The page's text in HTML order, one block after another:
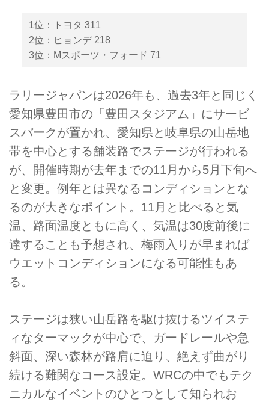
1位：トヨタ 311
2位：ヒョンデ 218
3位：Mスポーツ・フォード 71
ラリージャパンは2026年も、過去3年と同じく
愛知県豊田市の「豊田スタジアム」にサービ
スパークが置かれ、愛知県と岐阜県の山岳地
帯を中心とする舗装路でステージが行われる
が、開催時期が去年までの11月から5月下旬へ
と変更。例年とは異なるコンディションとな
るのが大きなポイント。11月と比べると気
温、路面温度ともに高く、気温は30度前後に
達することも予想され、梅雨入りが早まれば
ウエットコンディションになる可能性もあ
る。
ステージは狭い山岳路を駆け抜けるツイステ
ィなターマックが中心で、ガードレールや急
斜面、深い森林が路肩に迫り、絶えず曲がり
続ける難関なコース設定。WRCの中でもテク
ニカルなイベントのひとつとして知られお